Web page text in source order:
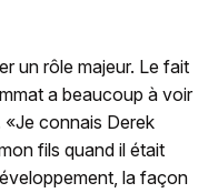
un rôle majeur. Le fait
a beaucoup à voir
connais Derek
fils quand il était
la façon